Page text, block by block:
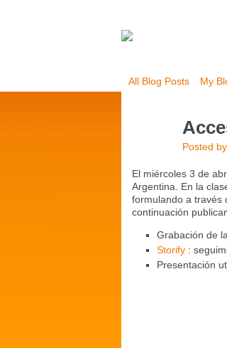
All Blog Posts My
Posted by
El miércoles 3 de
Argentina. En la
formulando a través
continuación
Grabación de
Storify :
Presentación